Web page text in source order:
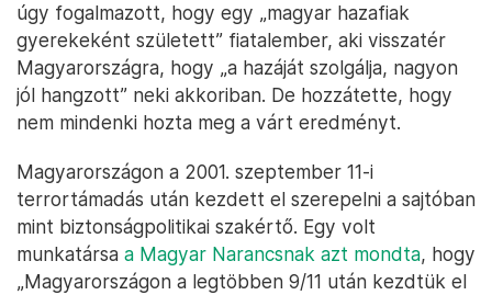
úgy fogalmazott, hogy egy „magyar hazafiak
gyerekeként született” fiatalember, aki visszatér
Magyarországra, hogy „a hazáját szolgálja, nagyon
jól hangzott” neki akkoriban. De hozzátette, hogy
nem mindenki hozta meg a várt eredményt.
Magyarországon a 2001. szeptember 11-i
terrortámadás után kezdett el szerepelni a sajtóban
mint biztonságpolitikai szakértő. Egy volt
munkatársa a Magyar Narancsnak azt mondta, hogy
„Magyarországon a legtöbben 9/11 után kezdtük el